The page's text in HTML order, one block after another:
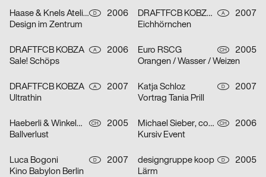
Haase & Knels Atelier für Gestaltung D
2006
Design im Zentrum
DRAFTFCB KOBZA, Andreas Furtner A
2007
Eichhörnchen
DRAFTFCB KOBZA A
2006
Sale! Schöps
Euro RSCG CH
2005
Orangen / Wasser / Weizen
DRAFTFCB KOBZA A
2007
Ultrathin
Katja Schloz D
2007
Vortrag Tania Prill
Haeberli & Winkelmann CH
2005
Ballverlust
Michael Sieber, cosmic.ch/dbmb CH
2006
Kursiv Event
Luca Bogoni D
2007
Kino Babylon Berlin
designgruppe koop D
2005
Lärm